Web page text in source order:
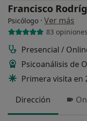
Francisco
Psicólogo · Ver más
83 opiniones
Presencial /
Psicoanálisis de
Primera visita en
Dirección